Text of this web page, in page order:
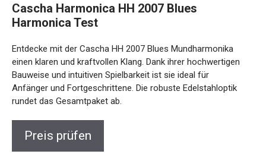
Cascha Harmonica HH 2007 Blues
Harmonica Test
Entdecke mit der Cascha HH 2007 Blues Mundharmonika
einen klaren und kraftvollen Klang. Dank ihrer hochwertigen
Bauweise und intuitiven Spielbarkeit ist sie ideal für
Anfänger und Fortgeschrittene. Die robuste Edelstahloptik
rundet das Gesamtpaket ab.
Preis prüfen